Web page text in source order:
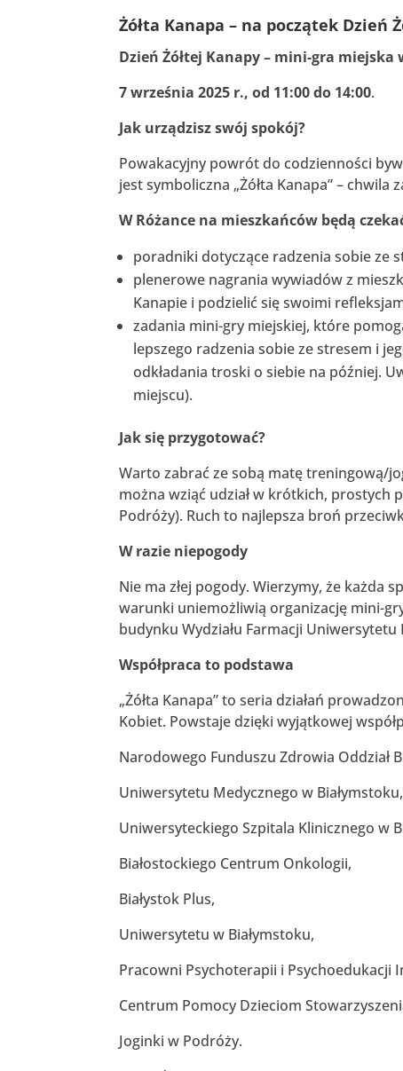
Żółta Kanapa – na początek Dzień
Dzień Żółtej Kanapy – mini-gra
7 września 2025 r., od 11:00 do 14:00.
Jak urządzisz swój spokój?
Powakacyjny powrót do codzienności
jest symboliczna „Żółta Kanapa” –
W Różance na mieszkańców będą
poradniki dotyczące radzenia sobie ze
plenerowe nagrania wywiadów z
Kanapie i podzielić się swoimi
zadania mini-gry miejskiej, które
lepszego radzenia sobie ze stresem i
odkładania troski o siebie na później.
miejscu).
Jak się przygotować?
Warto zabrać ze sobą matę treningową/
można wziąć udział w krótkich, prostych
Podróży). Ruch to najlepsza broń
W razie niepogody
Nie ma złej pogody. Wierzymy, że każda
warunki uniemożliwią organizację mini-
budynku Wydziału Farmacji Uniwersytetu
Współpraca to podstawa
„Żółta Kanapa” to seria działań
Kobiet. Powstaje dzięki wyjątkowej
Narodowego Funduszu Zdrowia Oddział
Uniwersytetu Medycznego w Białymstoku,
Uniwersyteckiego Szpitala Klinicznego w
Białostockiego Centrum Onkologii,
Białystok Plus,
Uniwersytetu w Białymstoku,
Pracowni Psychoterapii i Psychoedukacji
Centrum Pomocy Dzieciom
Joginki w Podróży.